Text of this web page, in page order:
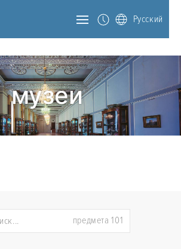
Русский
музеи
предмета 101